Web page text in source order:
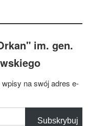
im. gen.
na swój adres e-
Subskrybuj